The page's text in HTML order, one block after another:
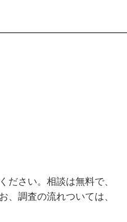
ださい。相談は無料で、
、調査の流れついては、